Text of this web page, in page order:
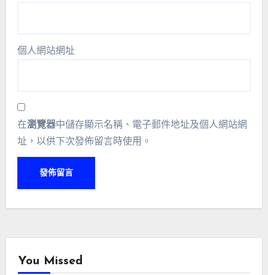
個人網站網址
在瀏覽器中儲存顯示名稱、電子郵件地址及個人網站網
址，以供下次發佈留言時使用。
You Missed